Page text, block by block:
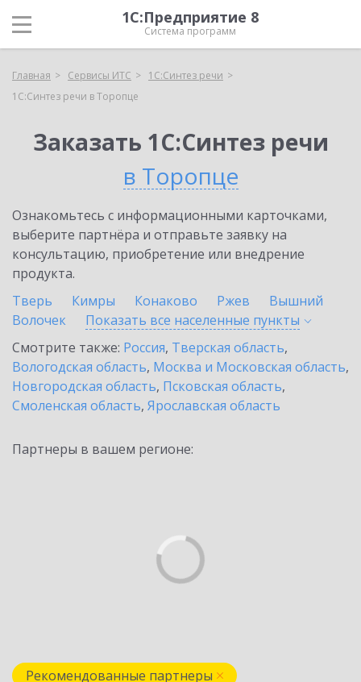
1С:Предприятие 8
Система программ
Главная Сервисы ИТС
1С:Синтез речи
1С:Синтез речи в Торопце
Заказать 1С:Синтез речи
в Торопце
Ознакомьтесь с информационными карточками,
выберите партнёра и отправьте заявку на
консультацию, приобретение или внедрение
продукта.
Тверь
Кимры Конаково Ржев
Вышний
Волочек
Показать все населенные пункты
Смотрите также: Россия, Тверская область,
Вологодская область, Москва и Московская область,
Новгородская область, Псковская область,
Смоленская область, Ярославская область
Партнеры в вашем регионе:
Рекомендованные партнеры